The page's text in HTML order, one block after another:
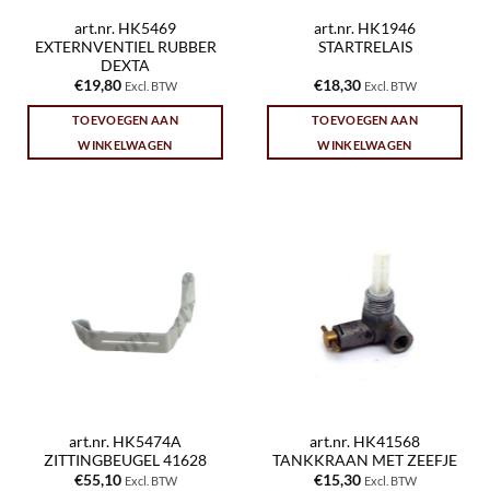
art.nr. HK5469
EXTERNVENTIEL RUBBER
DEXTA
€19,80 Excl. BTW
TOEVOEGEN AAN
WINKELWAGEN
art.nr. HK1946
STARTRELAIS
€18,30 Excl. BTW
TOEVOEGEN AAN
WINKELWAGEN
art.nr. HK5474A
ZITTINGBEUGEL 41628
€55,10 Excl. BTW
art.nr. HK41568
TANKKRAAN MET ZEEFJE
€15,30 Excl. BTW